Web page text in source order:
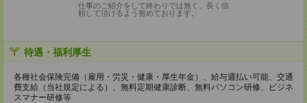
仕事のご紹介をして終わりでは無く、長く信
頼して頂けるよう努めております。
待遇・福利厚生
各種社会保険完備（雇用・労災・健康・厚生年金）、給与週払い可能、交通
費支給（当社規定による）、無料定期健康診断、無料パソコン研修、ビジネ
スマナー研修等